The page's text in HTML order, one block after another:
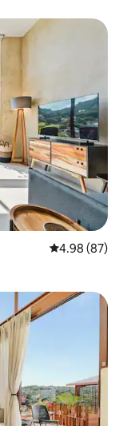
औसत रेटिंग 5 में
4.98 (87)